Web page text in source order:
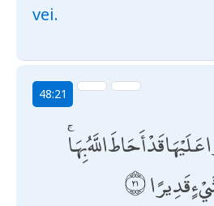
vei.
48:21
قَدْ أَحَاطَ اللَّهُ بِهَا
قَدِيرًا